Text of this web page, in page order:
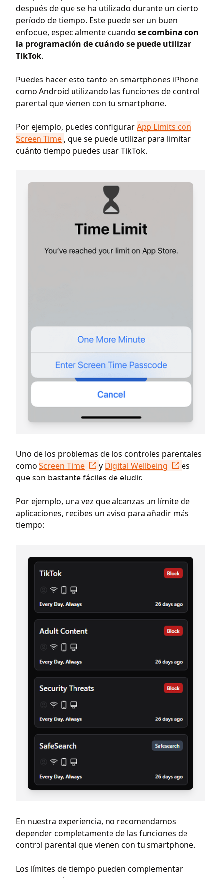
después de que se ha utilizado durante un cierto
período de tiempo. Este puede ser un buen
enfoque, especialmente cuando se combina con
la programación de cuándo se puede utilizar
TikTok.
Puedes hacer esto tanto en smartphones iPhone
como Android utilizando las funciones de control
parental que vienen con tu smartphone.
Por ejemplo, puedes configurarApp Limits con
Screen Time , que se puede utilizar para limitar
cuánto tiempo puedes usar TikTok.
Uno de los problemas de los controles parentales
como Screen Time y Digital Wellbeing
es
que son bastante fáciles de eludir.
Por ejemplo, una vez que alcanzas un límite de
aplicaciones, recibes un aviso para añadir más
tiempo:
En nuestra experiencia, no recomendamos
depender completamente de las funciones de
control parental que vienen con tu smartphone.
Los límites de tiempo pueden complementar